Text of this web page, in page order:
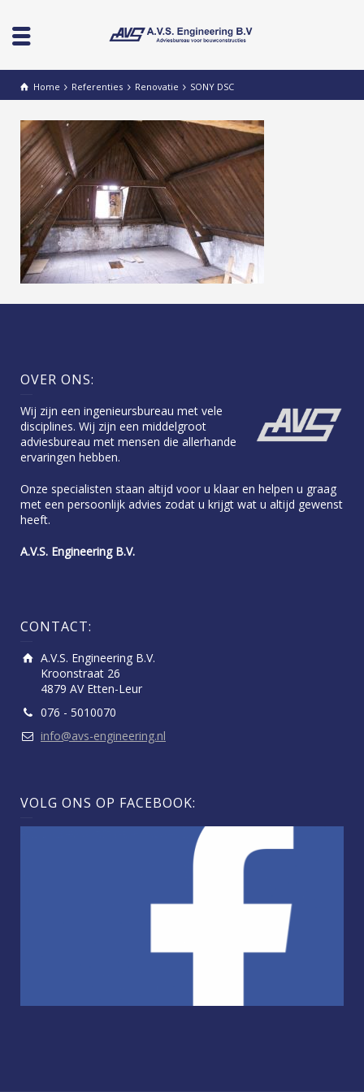
Home Referenties Renovatie SONY DSC
OVER ONS:
Wij zijn een ingenieursbureau met vele
disciplines. Wij zijn een middelgroot
adviesbureau met mensen die allerhande
ervaringen hebben.
Onze specialisten staan altijd voor u klaar en helpen u graag
met een persoonlijk advies zodat u krijgt wat u altijd gewenst
heeft.
A.V.S. Engineering B.V.
CONTACT:
A.V.S. Engineering B.V.
Kroonstraat 26
4879 AV Etten-Leur
076 - 5010070
info@avs-engineering.nl
VOLG ONS OP FACEBOOK: